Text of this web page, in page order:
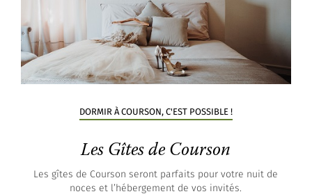
DORMIR À COURSON, C'EST POSSIBLE !
Les Gîtes de Courson
Les gîtes de Courson seront parfaits pour votre nuit de
noces et l’hébergement de vos invités.